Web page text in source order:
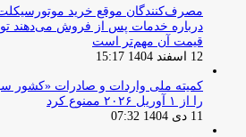
مصرف‌کنندگان موقع خرید
درباره خدمات پس از فروش می‌دهند
قیمت آن مهم‌تر است
12 اسفند 1404 15:17
کمیته ملی واردات و صادرات «کشور
را از ۱ آوریل ۲۰۲۶ ممنوع کرد
11 دی 1404 07:32